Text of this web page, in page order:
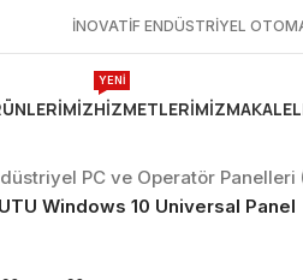
İNOVATİF ENDÜSTRİYEL
HIZMETLERIMIZ
YENİ
PC ve Operatör Panelleri
Windows 10 Universal Panel